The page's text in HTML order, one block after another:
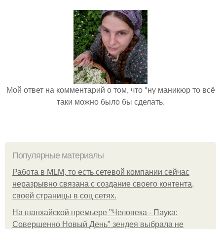
Мой ответ на комментарий о том, что "ну маникюр то всё
таки можно было бы сделать.
Популярные материалы
Работа в MLM, то есть сетевой компании сейчас
неразрывно связана с создание своего контента,
своей страницы в соц сетях.
На шанхайской премьере "Человека - Паука:
Совершенно Новый День" зендея выбрала не